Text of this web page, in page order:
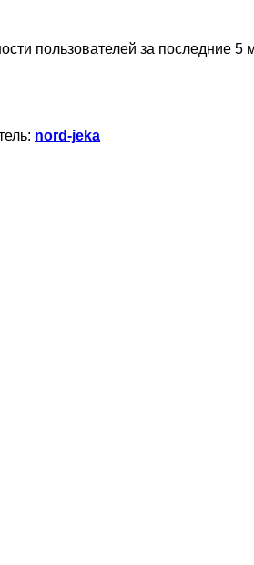
пользователей за последние 5
nord-jeka